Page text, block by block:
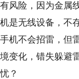
风险，因为金属
是无线设备，不
不会招雷，但雷
变化，错失躲避
？